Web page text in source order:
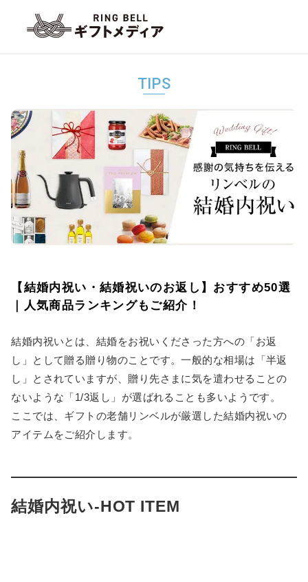
TIPS
【結婚内祝い・結婚祝いのお返し】おすすめ50選
｜人気商品ランキングもご紹介！
結婚内祝いとは、結婚をお祝いくださった方への「お返
し」として贈る贈り物のことです。一般的な相場は「半返
し」とされていますが、贈り先さまに気を遣わせることの
ないような「1/3返し」が選ばれることも多いようです。
ここでは、ギフトの老舗リンベルが厳選した結婚内祝いの
アイテムをご紹介します。
結婚内祝い-HOT ITEM